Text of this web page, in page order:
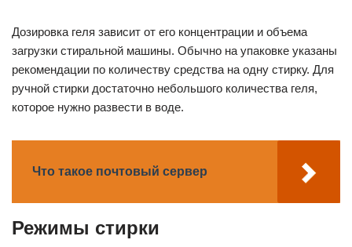
Дозировка геля зависит от его концентрации и объема
загрузки стиральной машины. Обычно на упаковке указаны
рекомендации по количеству средства на одну стирку. Для
ручной стирки достаточно небольшого количества геля,
которое нужно развести в воде.
Что такое почтовый сервер
Режимы стирки